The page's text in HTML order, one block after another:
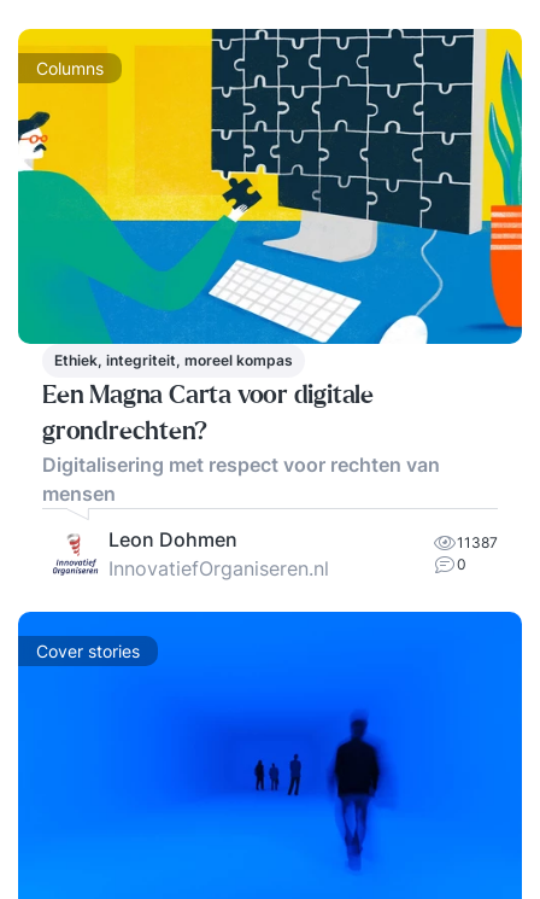
Columns
Ethiek, integriteit, moreel kompas
Een Magna Carta voor digitale
grondrechten?
Digitalisering met respect voor rechten van
mensen
Leon Dohmen
InnovatiefOrganiseren.nl
11387
0
Cover stories